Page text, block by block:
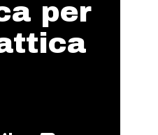
per